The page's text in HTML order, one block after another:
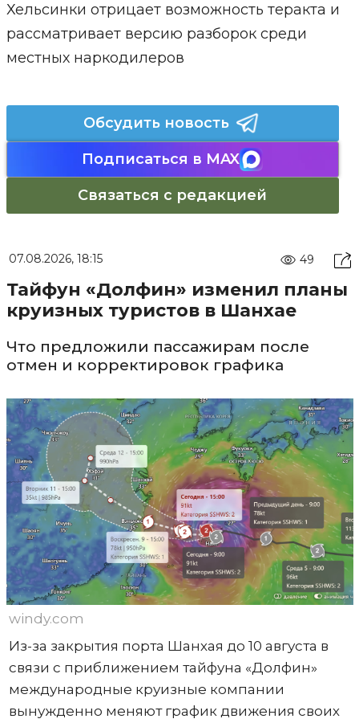
Хельсинки отрицает возможность теракта и
рассматривает версию разборок среди
местных наркодилеров
Обсудить новость
Подписаться в MAX
Связаться с редакцией
07.08.2026, 18:15 49
Тайфун «Долфин» изменил планы
круизных туристов в Шанхае
Что предложили пассажирам после
отмен и корректировок графика
windy.com
Из-за закрытия порта Шанхая до 10 августа в
связи с приближением тайфуна «Долфин»
международные круизные компании
вынужденно меняют график движения своих